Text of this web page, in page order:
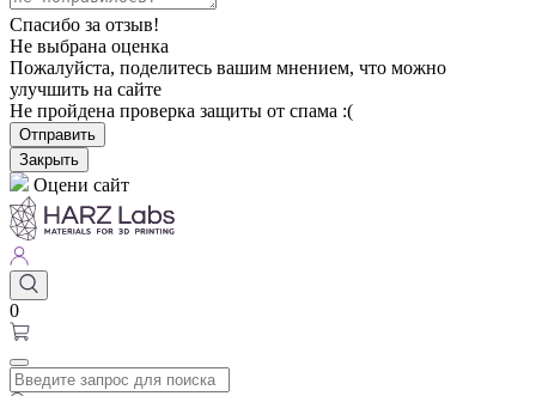
Спасибо за отзыв!
Не выбрана оценка
Пожалуйста, поделитесь вашим мнением, что можно
улучшить на сайте
Не пройдена проверка защиты от спама :(
Отправить
Закрыть
Оцени сайт
0